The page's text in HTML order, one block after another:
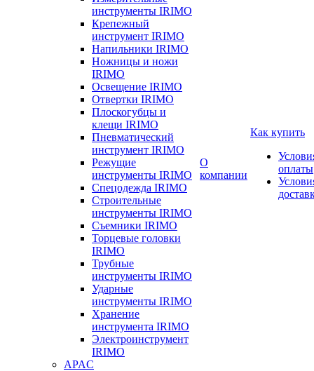
инструменты IRIMO
Крепежный
инструмент IRIMO
Напильники IRIMO
Ножницы и ножи
IRIMO
Освещение IRIMO
Отвертки IRIMO
Плоскогубцы и
клещи IRIMO
Пневматический
инструмент IRIMO
Режущие
инструменты IRIMO
Спецодежда IRIMO
Строительные
инструменты IRIMO
Съемники IRIMO
Торцевые головки
IRIMO
Трубные
инструменты IRIMO
Ударные
инструменты IRIMO
Хранение
инструмента IRIMO
Электроинструмент
IRIMO
APAC
О
компании
Как купить
оплаты